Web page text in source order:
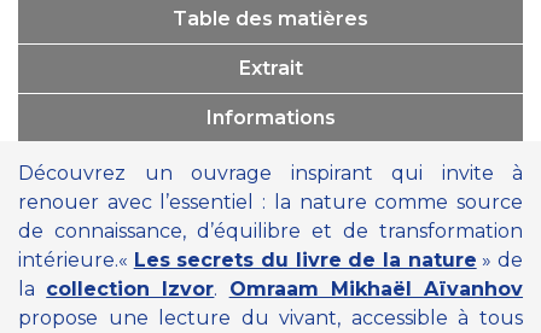
Table des matières
Extrait
Informations
Découvrez un ouvrage inspirant qui invite à
renouer avec l’essentiel : la nature comme source
de connaissance, d’équilibre et de transformation
intérieure.« Les secrets du livre de la nature » de
la collection Izvor. Omraam Mikhaël Aïvanhov
propose une lecture du vivant, accessible à tous